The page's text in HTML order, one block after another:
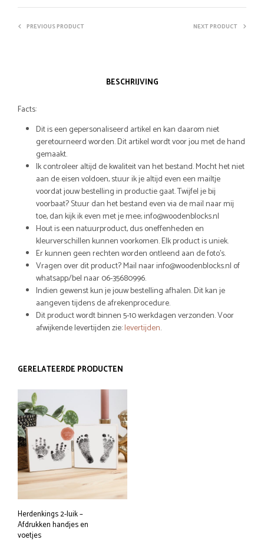
PREVIOUS PRODUCT NEXT PRODUCT
BESCHRIJVING
Facts:
Dit is een gepersonaliseerd artikel en kan daarom niet
geretourneerd worden. Dit artikel wordt voor jou met de hand
gemaakt.
Ik controleer altijd de kwaliteit van het bestand. Mocht het niet
aan de eisen voldoen, stuur ik je altijd even een mailtje
voordat jouw bestelling in productie gaat. Twijfel je bij
voorbaat? Stuur dan het bestand even via de mail naar mij
toe, dan kijk ik even met je mee; info@woodenblocks.nl
Hout is een natuurproduct, dus oneffenheden en
kleurverschillen kunnen voorkomen. Elk product is uniek.
Er kunnen geen rechten worden ontleend aan de foto’s.
Vragen over dit product? Mail naar info@woodenblocks.nl of
whatsapp/bel naar 06-35680996.
Indien gewenst kun je jouw bestelling afhalen. Dit kan je
aangeven tijdens de afrekenprocedure.
Dit product wordt binnen 5-10 werkdagen verzonden. Voor
afwijkende levertijden zie:levertijden.
GERELATEERDE PRODUCTEN
Herdenkings 2-luik –
Afdrukken handjes en
voetjes